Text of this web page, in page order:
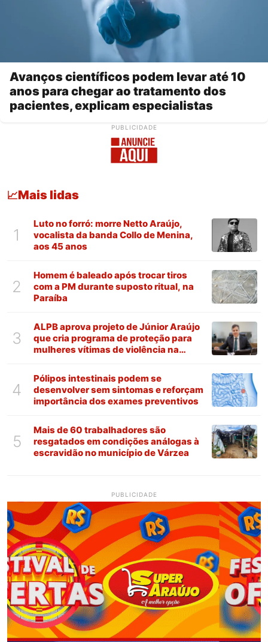
Avanços científicos podem levar até 10
anos para chegar ao tratamento dos
pacientes, explicam especialistas
PUBLICIDADE
📈Mais lidas
1
Luto no forró: morre Netto Araújo,
vocalista da banda Collo de Menina,
aos 45 anos
2
Homem é baleado após trocar tiros
com a PM durante suposto ritual, na
Paraíba
3
ALPB aprova projeto de Júnior Araújo
que cria programa de proteção para
mulheres vítimas de violência na
4
Pólipos intestinais podem se
desenvolver sem sintomas e reforçam
importância dos exames preventivos
5
Mais de 60 trabalhadores são
resgatados em condições análogas à
escravidão no município de Várzea
PUBLICIDADE